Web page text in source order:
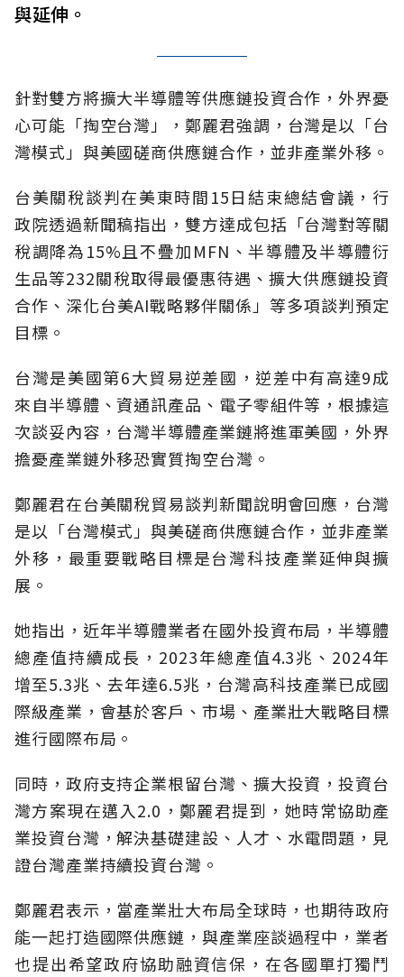
與延伸。
針對雙方將擴大半導體等供應鏈投資合作，外界憂
心可能「掏空台灣」，鄭麗君強調，台灣是以「台
灣模式」與美國磋商供應鏈合作，並非產業外移。
台美關稅談判在美東時間15日結束總結會議，行
政院透過新聞稿指出，雙方達成包括「台灣對等關
稅調降為15%且不疊加MFN、半導體及半導體衍
生品等232關稅取得最優惠待遇、擴大供應鏈投資
合作、深化台美AI戰略夥伴關係」等多項談判預定
目標。
台灣是美國第6大貿易逆差國，逆差中有高達9成
來自半導體、資通訊產品、電子零組件等，根據這
次談妥內容，台灣半導體產業鏈將進軍美國，外界
擔憂產業鏈外移恐實質掏空台灣。
鄭麗君在台美關稅貿易談判新聞說明會回應，台灣
是以「台灣模式」與美磋商供應鏈合作，並非產業
外移，最重要戰略目標是台灣科技產業延伸與擴
展。
她指出，近年半導體業者在國外投資布局，半導體
總產值持續成長，2023年總產值4.3兆、2024年
增至5.3兆、去年達6.5兆，台灣高科技產業已成國
際級產業，會基於客戶、市場、產業壯大戰略目標
進行國際布局。
同時，政府支持企業根留台灣、擴大投資，投資台
灣方案現在邁入2.0，鄭麗君提到，她時常協助產
業投資台灣，解決基礎建設、人才、水電問題，見
證台灣產業持續投資台灣。
鄭麗君表示，當產業壯大布局全球時，也期待政府
能一起打造國際供應鏈，與產業座談過程中，業者
也提出希望政府協助融資信保，在各國單打獨鬥